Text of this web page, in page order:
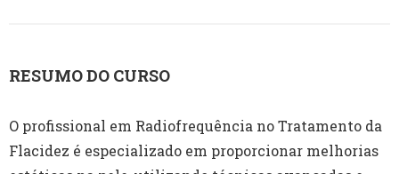
RESUMO DO CURSO
O profissional em Radiofrequência no Tratamento da
Flacidez é especializado em proporcionar melhorias